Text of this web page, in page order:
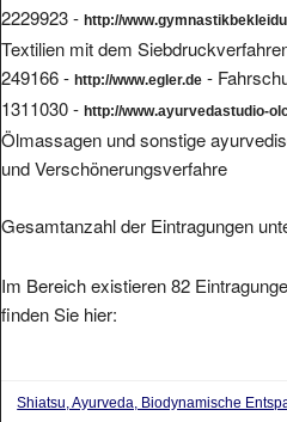
2229923 - http://
Textilien mit dem
249166 - http://www.egler.de -
1311030 - http://www.ayurvedastudio-
Ölmassagen und sonstige
und Verschönerungsverfahre
Gesamtanzahl der Eintragungen
Im Bereich existieren 82
finden Sie hier:
Shiatsu, Ayurveda, Biodynamische